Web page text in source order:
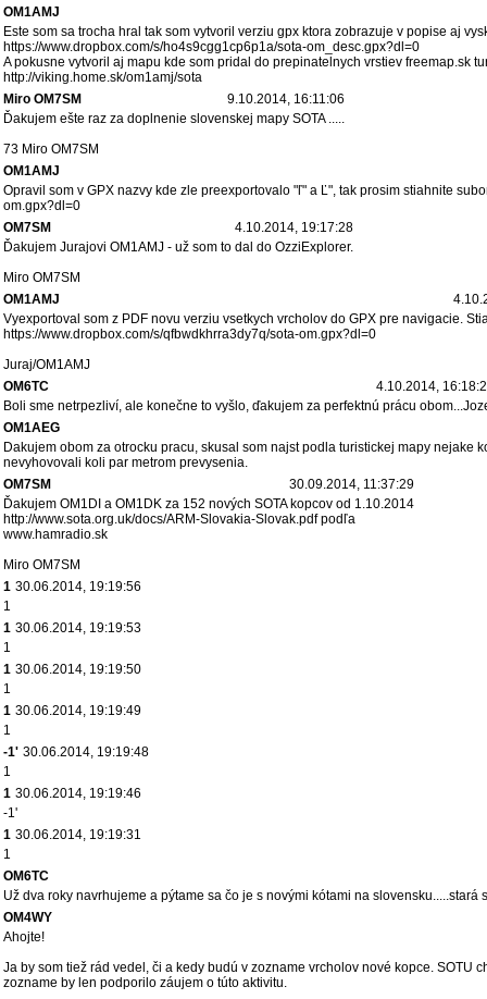
OM1AMJ
Este som sa trocha hral tak som vytvoril verziu gpx ktora zobrazuje v popise aj
https://www.dropbox.com/s/ho4s9cgg1cp6p1a/sota-om_desc.gpx?dl=0
A pokusne vytvoril aj mapu kde som pridal do prepinatelnych vrstiev freemap.sk
http://viking.home.sk/om1amj/sota
Miro OM7SM
9.10.2014, 16:11:06
Ďakujem ešte raz za doplnenie slovenskej mapy SOTA .....
73 Miro OM7SM
OM1AMJ
Opravil som v GPX nazvy kde zle preexportovalo "ľ" a Ľ", tak prosim stiahnite
om.gpx?dl=0
OM7SM
4.10.2014, 19:17:28
Ďakujem Jurajovi OM1AMJ - už som to dal do OzziExplorer.
Miro OM7SM
OM1AMJ
Vyexportoval som z PDF novu verziu vsetkych vrcholov do GPX pre navigacie.
https://www.dropbox.com/s/qfbwdkhrra3dy7q/sota-om.gpx?dl=0
Juraj/OM1AMJ
OM6TC
4.10.2014,
Boli sme netrpezliví, ale konečne to vyšlo, ďakujem za perfektnú prácu
OM1AEG
Dakujem obom za otrocku pracu, skusal som najst podla turistickej mapy nejake
nevyhovovali koli par metrom prevysenia.
OM7SM
30.09.2014, 11:37:29
Ďakujem OM1DI a OM1DK za 152 nových SOTA kopcov od 1.10.2014
http://www.sota.org.uk/docs/ARM-Slovakia-Slovak.pdf podľa
www.hamradio.sk
Miro OM7SM
1 30.06.2014, 19:19:56
1
1 30.06.2014, 19:19:53
1
1 30.06.2014, 19:19:50
1
1 30.06.2014, 19:19:49
1
-1' 30.06.2014, 19:19:48
1
1 30.06.2014, 19:19:46
-1'
1 30.06.2014, 19:19:31
1
OM6TC
Už dva roky navrhujeme a pýtame sa čo je s novými kótami na slovensku.....stará
OM4WY
Ahojte!
Ja by som tiež rád vedel, či a kedy budú v zozname vrcholov nové kopce. SOTU
zozname by len podporilo záujem o túto aktivitu.